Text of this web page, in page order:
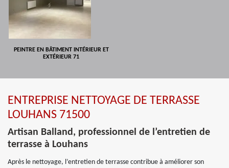
PEINTRE EN BÂTIMENT INTÉRIEUR ET
EXTÉRIEUR 71
ENTREPRISE NETTOYAGE DE TERRASSE
LOUHANS 71500
Artisan Balland, professionnel de l’entretien de
terrasse à Louhans
Après le nettoyage, l’entretien de terrasse contribue à améliorer son